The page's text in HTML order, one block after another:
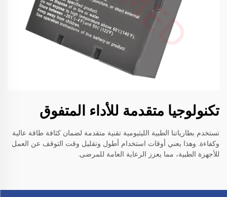
تكنولوجيا متقدمة للأداء المتفوق
تستخدم بطارياتنا الطبية الليثيومية تقنية متقدمة لضمان كثافة طاقة عالية
وكفاءة. وهذا يعني أوقات استخدام أطول وتقليل وقت التوقف عن العمل
للأجهزة الطبية، مما يعزز الرعاية العامة للمرضى.